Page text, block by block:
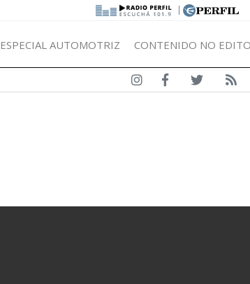
|
ESPECIAL AUTOMOTRIZ CONTENIDO NO